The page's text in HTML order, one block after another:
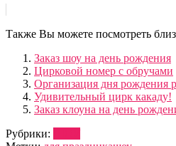
Также Вы можете посмотреть
Заказ шоу на день рождения
Цирковой номер с обручами
Организация дня рождения
Удивительный цирк какаду!
Заказ клоуна на день
Рубрики: